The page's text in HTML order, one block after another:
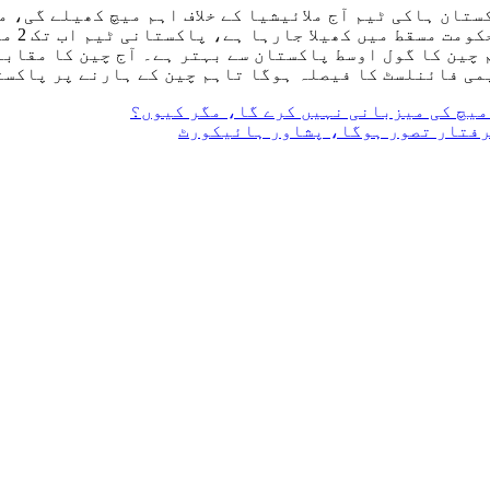
اور چین کے 3 پوائنٹس ہیں تاہم چین کا گول اوسط پاکستان سے بہتر
فائنلسٹ کا فیصلہ ہوگا تاہم چین کے ہارنے پر
تصور ہوگا، پشاور ہائیکورٹ